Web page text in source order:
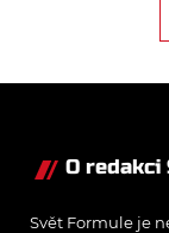
Jeden takový
rekord byl
O redakci
Svět Formule je